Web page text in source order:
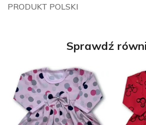
PRODUKT POLSKI
Sprawdź